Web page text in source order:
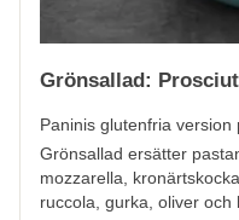
Grönsallad:
Paninis glutenfria
Grönsallad ersätter
mozzarella,
ruccola, gurka, oliver och